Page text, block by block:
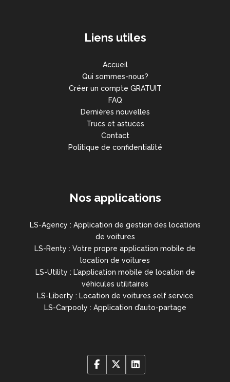
Liens utiles
Accueil
Qui sommes-nous?
Créer un compte GRATUIT
FAQ
Dernières nouvelles
Trucs et astuces
Contact
Politique de confidentialité
Nos applications
LS-Agency : Application de gestion des locations
de voitures
LS-Renty : Votre propre application mobile de
location de voitures
LS-Utility : L’application mobile de location de
véhicules utilitaires
LS-Liberty : Location de voitures self service
LS-Carpooly : Application d’auto-partage